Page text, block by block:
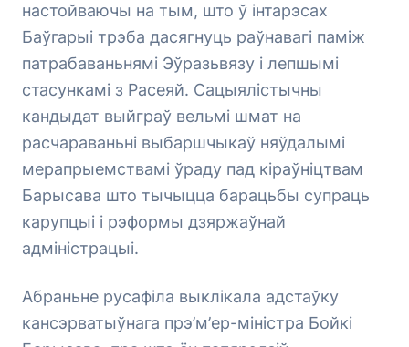
настойваючы на тым, што ў інтарэсах
Баўгарыі трэба дасягнуць раўнавагі паміж
патрабаваньнямі Эўразьвязу і лепшымі
стасункамі з Расеяй. Сацыялістычны
кандыдат выйграў вельмі шмат на
расчараваньні выбаршчыкаў няўдалымі
мерапрыемствамі ўраду пад кіраўніцтвам
Барысава што тычыцца барацьбы супраць
карупцыі і рэформы дзяржаўнай
адміністрацыі.
Абраньне русафіла выклікала адстаўку
кансэрватыўнага прэ’м’ер-міністра Бойкі